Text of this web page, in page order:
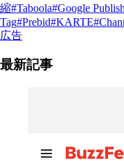
縮#Taboola#Google
Tag#Prebid#KARTE
広告
最新記事